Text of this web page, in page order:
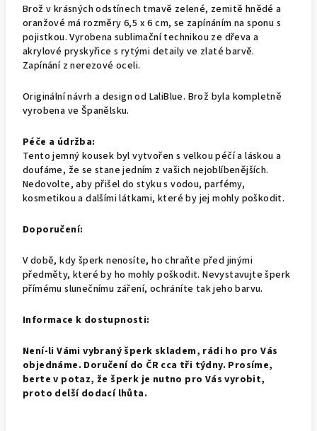
Brož v krásných odstínech tmavě zelené, zemitě hnědé a
oranžové má rozměry 6,5 x 6 cm, se zapínáním na sponu s
pojistkou. Vyrobena sublimační technikou ze dřeva a
akrylové pryskyřice s rytými detaily ve zlaté barvě.
Zapínání z nerezové oceli.
Originální návrh a design od LaliBlue. Brož byla kompletně
vyrobena ve Španělsku.
Péče a údržba:
Tento jemný kousek byl vytvořen s velkou péčí a láskou a
doufáme, že se stane jedním z vašich nejoblíbenějších.
Nedovolte, aby přišel do styku s vodou, parfémy,
kosmetikou a dalšími látkami, které by jej mohly poškodit.
Doporučení:
V době, kdy šperk nenosíte, ho chraňte před jinými
předměty, které by ho mohly poškodit. Nevystavujte šperk
přímému slunečnímu záření, ochráníte tak jeho barvu.
Informace k dostupnosti:
Není-li Vámi vybraný šperk skladem, rádi ho pro Vás
objednáme. Doručení do ČR cca tři týdny. Prosíme,
berte v potaz, že šperk je nutno pro Vás vyrobit,
proto delší dodací lhůta.